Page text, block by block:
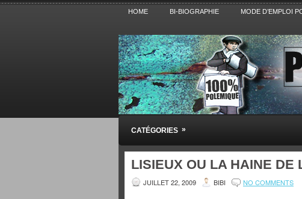
HOME BI-BIOGRAPHIE MODE D’EMPLOI
Pensez BiBi
Blog polémique sur l'Actualité, la Culture, la
CATÉGORIES »
LISIEUX OU LA HAINE DE
JUILLET 22, 2009 BIBI NO COMMENTS